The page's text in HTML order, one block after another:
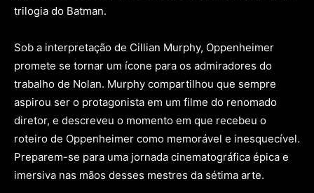
trilogia do Batman.
Sob a interpretação de Cillian Murphy, Oppenheimer
promete se tornar um ícone para os admiradores do
trabalho de Nolan. Murphy compartilhou que sempre
aspirou ser o protagonista em um filme do renomado
diretor, e descreveu o momento em que recebeu o
roteiro de Oppenheimer como memorável e inesquecível.
Preparem-se para uma jornada cinematográfica épica e
imersiva nas mãos desses mestres da sétima arte.